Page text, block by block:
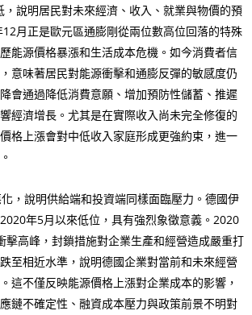
說明居民對未來經濟、收入、就業與物價的預
月正是歐元區通膨剛從兩位數高位回落的特殊
能源價格暴漲和生活成本危機。如今消費者信
意味著居民對能源衝擊和通膨反彈的敏感度仍
會通過降低消費意願、增加預防性儲蓄、推遲
經濟增長。尤其是在實際收入尚未完全修復的
格上漲會對中低收入家庭形成更強約束，進一
，說明供給端和投資端同樣面臨壓力。德國伊
年5月以來低位，具有強烈象徵意義。2020
擊高峰，封鎖措施對企業生產和經營造成嚴重打
至相近水準，說明德國企業對當前和未來經營
這不僅反映能源價格上漲對企業成本的影響，
鏈不確定性、融資成本壓力與政策前景不明對